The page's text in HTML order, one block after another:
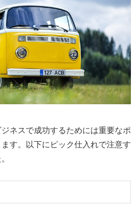
ネスで成功するためには重要なポ
す。以下にピック仕入れで注意す